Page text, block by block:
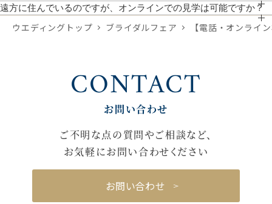
ぜひ一緒にご来館ください。館内はバリアフリーのためベビーカーでのご来館も可
遠方に住んでいるのですが、オンラインでの見学は可能ですか？
スマホやPCから参加が可能です。「オンライン相談フェア」よりご予約いただけ
ます。ウエディングトップ ブライダルフェア 【電話・オンライ
CONTACT
お問い合わせ
ご不明な点の質問やご相談など、
お気軽にお問い合わせください
お問い合わせ